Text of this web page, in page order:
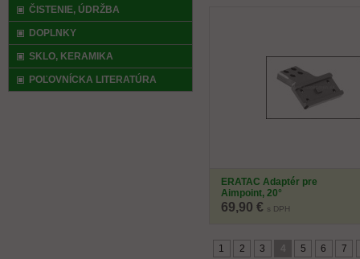
ERATAC Adaptér pre
Aimpoint, 20°
69,90 € s DPH
1 2 3 4 5 6 7
ČISTENIE, ÚDRŽBA
DOPLNKY
SKLO, KERAMIKA
POĽOVNÍCKA LITERATÚRA